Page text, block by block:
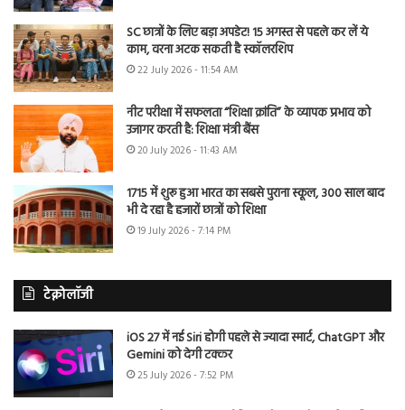
SC छात्रों के लिए बड़ा अपडेट! 15 अगस्त से पहले कर लें ये
काम, वरना अटक सकती है स्कॉलरशिप
22 July 2026 - 11:54 AM
नीट परीक्षा में सफलता “शिक्षा क्रांति” के व्यापक प्रभाव को
उजागर करती है: शिक्षा मंत्री बैंस
20 July 2026 - 11:43 AM
1715 में शुरू हुआ भारत का सबसे पुराना स्कूल, 300 साल बाद
भी दे रहा है हजारों छात्रों को शिक्षा
19 July 2026 - 7:14 PM
टेक्नोलॉजी
iOS 27 में नई Siri होगी पहले से ज्यादा स्मार्ट, ChatGPT और
Gemini को देगी टक्कर
25 July 2026 - 7:52 PM